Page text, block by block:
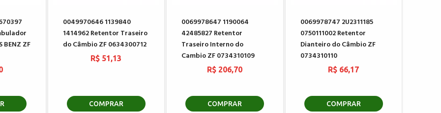
BENZ ZF
0049970646 1139840
1414962 Retentor Traseiro
do Câmbio ZF 0634300712
R$ 51,13
COMPRAR
0069978647 1190064
42485827 Retentor
Traseiro Interno do
Cambio ZF 0734310109
R$ 206,70
COMPRAR
0069978747 2U2311185
0750111002 Retentor
Dianteiro do Câmbio ZF
0734310110
R$ 66,17
COMPRAR